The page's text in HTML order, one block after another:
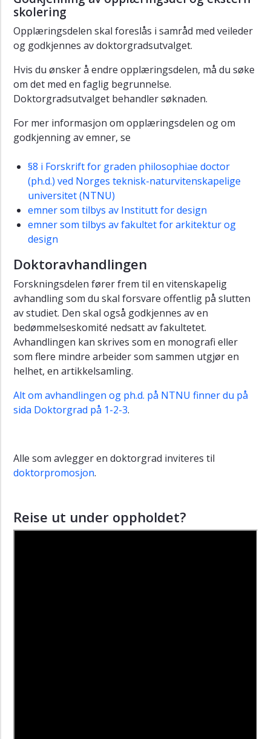
skolering
Opplæringsdelen skal foreslås i samråd med veileder
og godkjennes av doktorgradsutvalget.
Hvis du ønsker å endre opplæringsdelen, må du søke
om det med en faglig begrunnelse.
Doktorgradsutvalget behandler søknaden.
For mer informasjon om opplæringsdelen og om
godkjenning av emner, se
§8 i Forskrift for graden philosophiae doctor
(ph.d.) ved Norges teknisk-naturvitenskapelige
universitet (NTNU)
emner som tilbys av Institutt for design
emner som tilbys av fakultet for arkitektur og
design
Doktoravhandlingen
Forskningsdelen fører frem til en vitenskapelig
avhandling som du skal forsvare offentlig på slutten
av studiet. Den skal også godkjennes av en
bedømmelseskomité nedsatt av fakultetet.
Avhandlingen kan skrives som en monografi eller
som flere mindre arbeider som sammen utgjør en
helhet, en artikkelsamling.
Alt om avhandlingen og ph.d. på NTNU finner du på
sida Doktorgrad på 1-2-3.
Alle som avlegger en doktorgrad inviteres til
doktorpromosjon.
Reise ut under oppholdet?